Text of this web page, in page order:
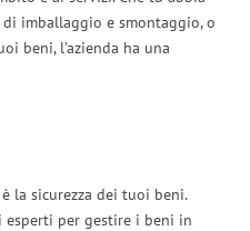
imballaggio e smontaggio, o
beni, l’azienda ha una
la sicurezza dei tuoi beni.
esperti per gestire i beni in